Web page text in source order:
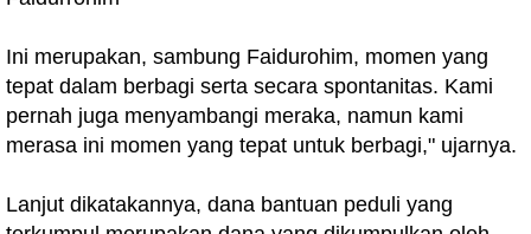
Ini merupakan, sambung Faidurohim, momen yang
tepat dalam berbagi serta secara spontanitas. Kami
pernah juga menyambangi meraka, namun kami
merasa ini momen yang tepat untuk berbagi," ujarnya.
Lanjut dikatakannya, dana bantuan peduli yang